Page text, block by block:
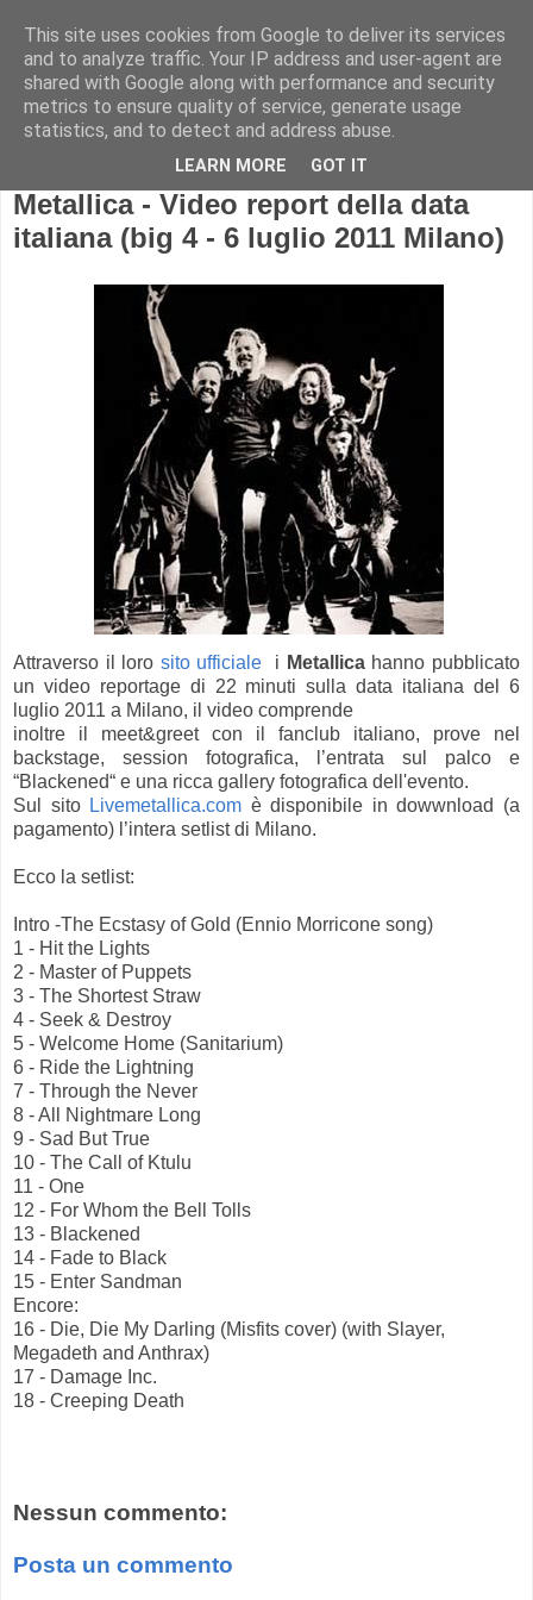
Metallica - Video report della data
italiana (big 4 - 6 luglio 2011 Milano)
Attraverso il loro sito ufficiale i Metallicahanno pubblicato
un video reportage di 22 minuti sulla data italiana del 6
luglio 2011 a Milano, il video comprende
inoltre il meet&greet con il fanclub italiano, prove nel
backstage, session fotografica, l’entrata sul palco e
“Blackened“ e una ricca gallery fotografica dell'evento.
Sul sito Livemetallica.com è disponibile in dowwnload (a
pagamento) l’intera setlist di Milano.
Ecco la setlist:
Intro -The Ecstasy of Gold (Ennio Morricone song)
1 - Hit the Lights
2 - Master of Puppets
3 - The Shortest Straw
4 - Seek & Destroy
5 - Welcome Home (Sanitarium)
6 - Ride the Lightning
7 - Through the Never
8 - All Nightmare Long
9 - Sad But True
10 - The Call of Ktulu
11 - One
12 - For Whom the Bell Tolls
13 - Blackened
14 - Fade to Black
15 - Enter Sandman
Encore:
16 - Die, Die My Darling (Misfits cover) (with Slayer,
Megadeth and Anthrax)
17 - Damage Inc.
18 - Creeping Death
Nessun commento:
Posta un commento
This site uses cookies from Google to deliver its services
and to analyze traffic. Your IP address and user-agent are
shared with Google along with performance and security
metrics to ensure quality of service, generate usage
statistics, and to detect and address abuse.
LEARN MORE GOT IT